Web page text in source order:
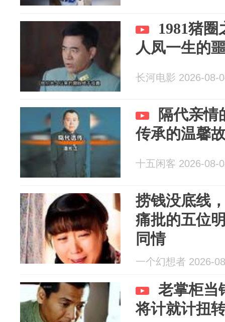
1981猪
人凤一生的
长河电影 2026-08-
隔代亲情
传承的温馨
十五闲客 2026-08-
捞钱没底线
痛批的五位
同情
一个幻想者 2026-
老掌柜当
将计就计扭